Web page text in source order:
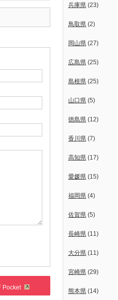
Pocket
兵庫県 (23)
鳥取県 (2)
岡山県 (27)
広島県 (25)
島根県 (25)
山口県 (5)
徳島県 (12)
香川県 (7)
高知県 (17)
愛媛県 (15)
福岡県 (4)
佐賀県 (5)
長崎県 (11)
大分県 (11)
宮崎県 (29)
熊本県 (14)